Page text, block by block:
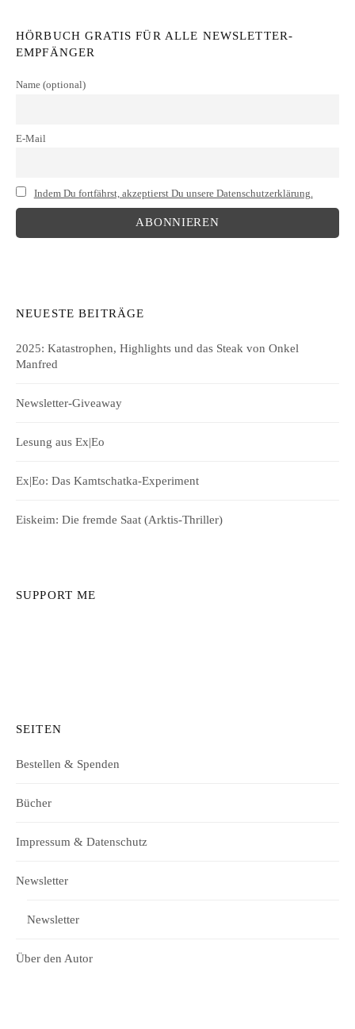
HÖRBUCH GRATIS FÜR ALLE NEWSLETTER-
EMPFÄNGER
Name (optional)
E-Mail
Indem Du fortfährst, akzeptierst Du unsere Datenschutzerklärung.
NEUESTE BEITRÄGE
2025: Katastrophen, Highlights und das Steak von Onkel
Manfred
Newsletter-Giveaway
Lesung aus Ex|Eo
Ex|Eo: Das Kamtschatka-Experiment
Eiskeim: Die fremde Saat (Arktis-Thriller)
SUPPORT ME
SEITEN
Bestellen & Spenden
Bücher
Impressum & Datenschutz
Newsletter
Newsletter
Über den Autor